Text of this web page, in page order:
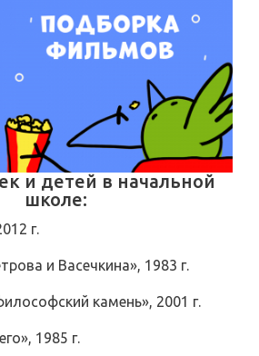
и детей в начальной
школе:
г.
и Васечкина», 1983 г.
камень», 2001 г.
1985 г.